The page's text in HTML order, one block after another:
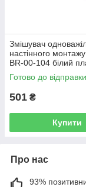
Змішувач
настінного
BR-00-104 білий
000031830
Готово до відправки
501 ₴
Купити
Про нас
93%